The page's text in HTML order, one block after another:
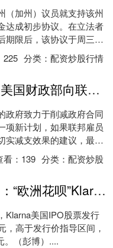
（加州）议员就支持该州
达成初步协议。在立法者
期限后，该协议于周三提
博援引知情人士报道称，
225 分类：配资炒股行情
股信网配资 美国财政部向联邦雇员征求省钱点子，最高奖励一万美元
政府致力于削减政府合同
项新计划，如果联邦雇员
实减支效果的建议，最高
励。9月10日，财政部推
看： 139 分类：配资炒股
淘倍网 报道：“欧洲花呗”Klarna美国IPO发行价定在40美元
Klarna美国IPO股票发行
，高于发行价指导区间，
。（彭博）....